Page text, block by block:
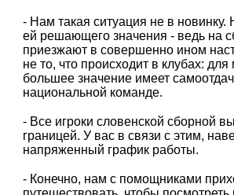
- Нам такая ситуация не в
ей решающего значения - ведь на
приезжают в совершенно ином
не то, что происходит в клубах: для
большее значение имеет
национальной команде.
- Все игроки словенской сборной
границей. У вас в связи с этим,
напряженный график работы.
- Конечно, нам с помощниками